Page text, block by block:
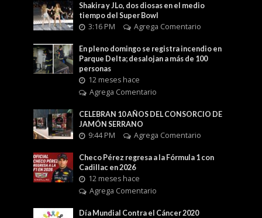
Shakira y JLo, dos diosas en el medio
tiempo del Super Bowl
3:16 PM Agrega Comentario
En pleno domingo se registra incendio en
Parque Delta; desalojan a más de 100
personas
12 meses hace
Agrega Comentario
CELEBRAN 10 AÑOS DEL CONSORCIO DE
JAMÓN SERRANO
9:44 PM Agrega Comentario
Checo Pérez regresa a la Fórmula 1 con
Cadillac en 2026
12 meses hace
Agrega Comentario
Día Mundial Contra el Cáncer 2020